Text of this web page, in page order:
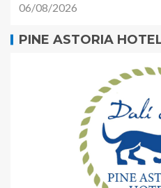
06/08/2026
PINE ASTORIA